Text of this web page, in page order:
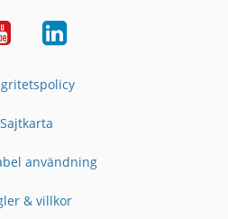
YouTubeLinkedIn
Sajtkarta
användning
& villkor